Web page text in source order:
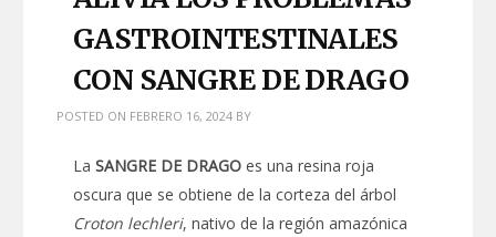
GASTROINTESTINALES
CON SANGRE DE DRAGO
POSTED ON FEBRERO 16, 2024 BY
La SANGRE DE DRAGO es una resina roja
oscura que se obtiene de la corteza del árbol
Croton lechleri, nativo de la región amazónica